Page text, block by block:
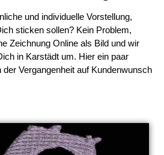
und individuelle Vorstellung,
sticken sollen? Kein Problem,
Zeichnung Online als Bild und wir
in Karstädt um. Hier ein paar
Vergangenheit auf Kundenwunsch